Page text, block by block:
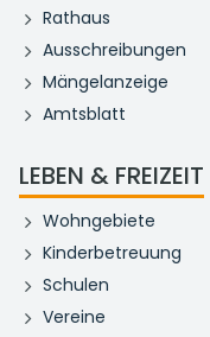
Rathaus
Ausschreibungen
Mängelanzeige
Amtsblatt
LEBEN & FREIZEIT
Wohngebiete
Kinderbetreuung
Schulen
Vereine